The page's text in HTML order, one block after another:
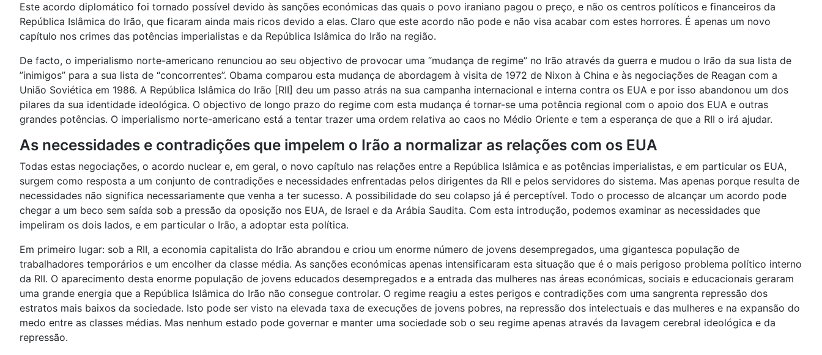
Este acordo diplomático foi tornado possível devido às sanções económicas das quais o povo iraniano pagou o preço, e não os centros políticos e financeiros da
República Islâmica do Irão, que ficaram ainda mais ricos devido a elas. Claro que este acordo não pode e não visa acabar com estes horrores. É apenas um novo
capítulo nos crimes das potências imperialistas e da República Islâmica do Irão na região.
De facto, o imperialismo norte-americano renunciou ao seu objectivo de provocar uma “mudança de regime” no Irão através da guerra e mudou o Irão da sua lista de
”inimigos” para a sua lista de “concorrentes”. Obama comparou esta mudança de abordagem à visita de 1972 de Nixon à China e às negociações de Reagan com a
União Soviética em 1986. A República Islâmica do Irão [RII] deu um passo atrás na sua campanha internacional e interna contra os EUA e por isso abandonou um dos
pilares da sua identidade ideológica. O objectivo de longo prazo do regime com esta mudança é tornar-se uma potência regional com o apoio dos EUA e outras
grandes potências. O imperialismo norte-americano está a tentar trazer uma ordem relativa ao caos no Médio Oriente e tem a esperança de que a RII o irá ajudar.
As necessidades e contradições que impelem o Irão a normalizar as relações com os EUA
Todas estas negociações, o acordo nuclear e, em geral, o novo capítulo nas relações entre a República Islâmica e as potências imperialistas, e em particular os EUA,
surgem como resposta a um conjunto de contradições e necessidades enfrentadas pelos dirigentes da RII e pelos servidores do sistema. Mas apenas porque resulta de
necessidades não significa necessariamente que venha a ter sucesso. A possibilidade do seu colapso já é perceptível. Todo o processo de alcançar um acordo pode
chegar a um beco sem saída sob a pressão da oposição nos EUA, de Israel e da Arábia Saudita. Com esta introdução, podemos examinar as necessidades que
impeliram os dois lados, e em particular o Irão, a adoptar esta política.
Em primeiro lugar: sob a RII, a economia capitalista do Irão abrandou e criou um enorme número de jovens desempregados, uma gigantesca população de
trabalhadores temporários e um encolher da classe média. As sanções económicas apenas intensificaram esta situação que é o mais perigoso problema político interno
da RII. O aparecimento desta enorme população de jovens educados desempregados e a entrada das mulheres nas áreas económicas, sociais e educacionais geraram
uma grande energia que a República Islâmica do Irão não consegue controlar. O regime reagiu a estes perigos e contradições com uma sangrenta repressão dos
estratos mais baixos da sociedade. Isto pode ser visto na elevada taxa de execuções de jovens pobres, na repressão dos intelectuais e das mulheres e na expansão do
medo entre as classes médias. Mas nenhum estado pode governar e manter uma sociedade sob o seu regime apenas através da lavagem cerebral ideológica e da
repressão.